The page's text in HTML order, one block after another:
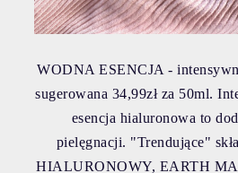
WODNA ESENCJA -
sugerowana 34,99zł za 50ml.
esencja hialuronowa to
pielęgnacji. "Trendujące"
HIALURONOWY, EARTH